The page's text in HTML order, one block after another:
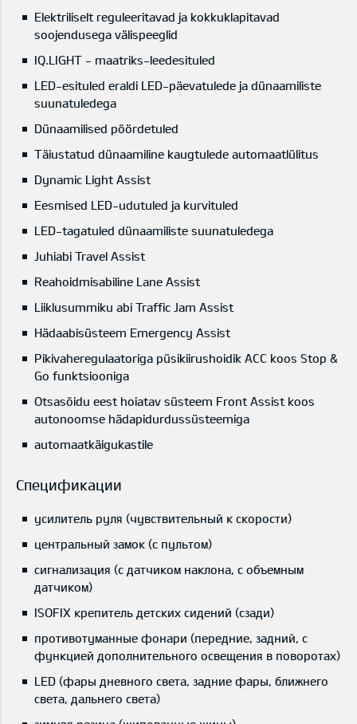
Elektriliselt reguleeritavad ja kokkuklapitavad
soojendusega välispeeglid
IQ.LIGHT - maatriks-leedesituled
LED-esituled eraldi LED-päevatulede ja dünaamiliste
suunatuledega
Dünaamilised pöördetuled
Täiustatud dünaamiline kaugtulede automaatlülitus
Dynamic Light Assist
Eesmised LED-udutuled ja kurvituled
LED-tagatuled dünaamiliste suunatuledega
Juhiabi Travel Assist
Reahoidmisabiline Lane Assist
Liiklusummiku abi Traffic Jam Assist
Hädaabisüsteem Emergency Assist
Pikivaheregulaatoriga püsikiirushoidik ACC koos Stop &
Go funktsiooniga
Otsasõidu eest hoiatav süsteem Front Assist koos
autonoomse hädapidurdussüsteemiga
automaatkäigukastile
Спецификации
усилитель руля (чувствительный к скорости)
центральный замок (с пультом)
сигнализация (с датчиком наклона, с объемным
датчиком)
ISOFIX крепитель детских сидений (сзади)
противотуманные фонари (передние, задний, с
функцией дополнительного освещения в поворотах)
LED (фары дневного света, задние фары, ближнего
света, дальнего света)